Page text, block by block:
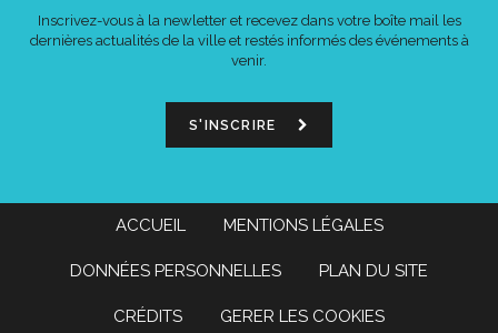
Inscrivez-vous à la newletter et recevez dans votre boîte mail les
dernières actualités de la ville et restés informés des événements à
venir.
S'INSCRIRE
ACCUEIL MENTIONS LÉGALES
DONNÉES PERSONNELLES PLAN DU SITE
CRÉDITS GERER LES COOKIES